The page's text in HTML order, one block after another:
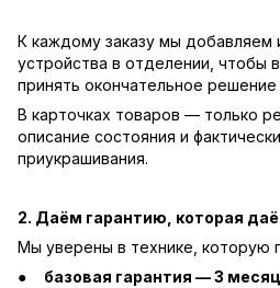
К каждому заказу мы добавляем
устройства в отделении, чтобы
принять окончательное
В карточках товаров — только
описание состояния и
приукрашивания.
2. Даём гарантию, которая
Мы уверены в технике, которую
базовая гарантия — 3